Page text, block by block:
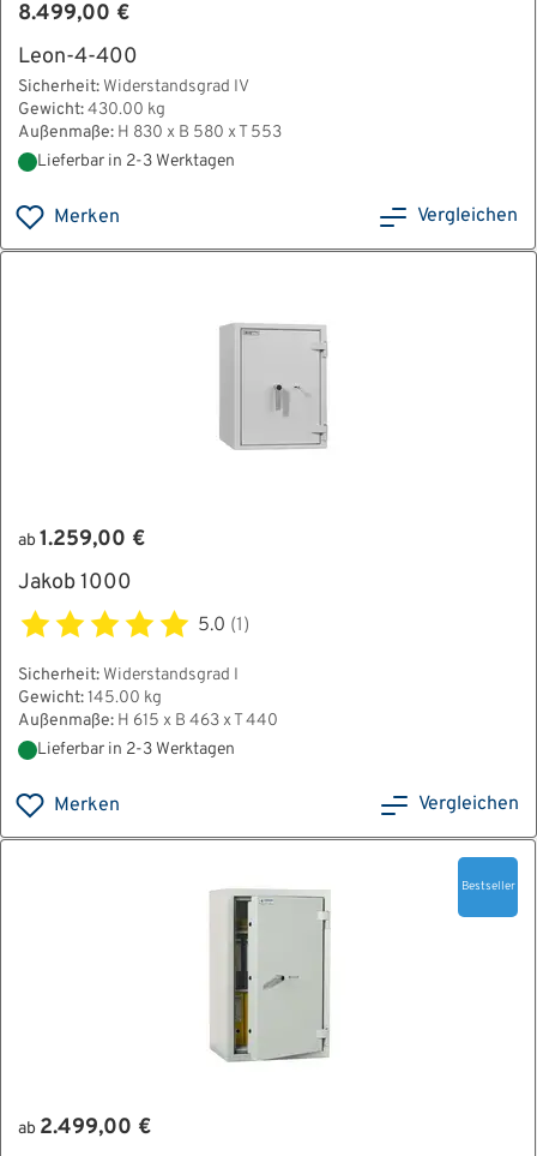
8.499,00 €
Leon-4-400
Sicherheit: Widerstandsgrad IV
Gewicht:430.00 kg
Außenmaße: H 830 x B 580 x T 553
Lieferbar in 2-3 Werktagen
Merken Vergleichen
ab 1.259,00 €
Jakob 1000
5.0 (1)
Sicherheit: Widerstandsgrad I
Gewicht:145.00 kg
Außenmaße: H 615 x B 463 x T 440
Lieferbar in 2-3 Werktagen
Merken Vergleichen
Bestseller
ab 2.499,00 €